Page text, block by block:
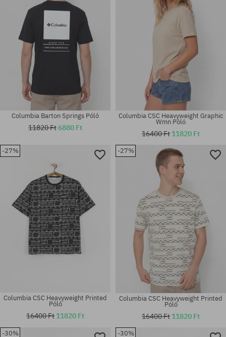
Elérhető méretek:
Elérhető méretek:
Columbia Barton Springs Póló
11820 Ft6880 Ft
Columbia CSC Heavyweight Graphic
Wmn Póló
16400 Ft 11820 Ft
-27%
Columbia CSC Heavyweight Printed
Póló
16400 Ft 11820 Ft
-27%
Columbia CSC Heavyweight Printed
Póló
16400 Ft 11820 Ft
-30% -30%